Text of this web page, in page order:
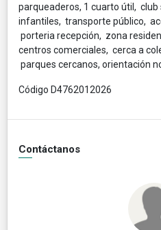
parqueaderos, 1 cuarto útil,
infantiles, transporte público,
porteria recepción, zona
centros comerciales, cerca a
parques cercanos, orientación
Código D4762012026
Contáctanos